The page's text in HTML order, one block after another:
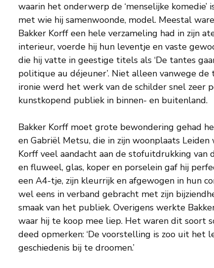
waarin het onderwerp de ‘menselijke
met wie hij samenwoonde, model. Meestal
Bakker Korff een hele verzameling had in zijn
interieur, voerde hij hun leventje en vaste
die hij vatte in geestige titels als ‘De tantes
politique au déjeuner’. Niet alleen vanwege
ironie werd het werk van de schilder snel zeer
kunstkopend publiek in binnen- en buitenland.
Bakker Korff moet grote bewondering gehad
en Gabriël Metsu, die in zijn woonplaats
Korff veel aandacht aan de stofuitdrukking van
en fluweel, glas, koper en porselein gaf hij
een A4-tje, zijn kleurrijk en afgewogen in hun
wel eens in verband gebracht met zijn
smaak van het publiek. Overigens werkte
waar hij te koop mee liep. Het waren dit soort
deed opmerken: ‘De voorstelling is zoo uit het
geschiedenis bij te droomen.’